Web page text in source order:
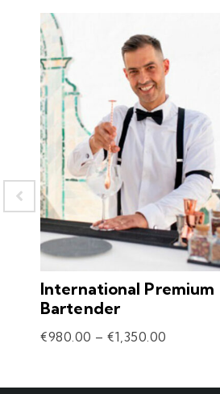
International Premium
Bartender
€980.00 – €1,350.00